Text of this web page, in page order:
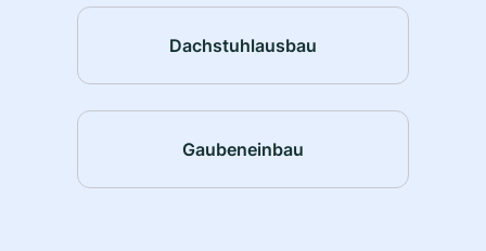
Dachstuhlausbau
Gaubeneinbau